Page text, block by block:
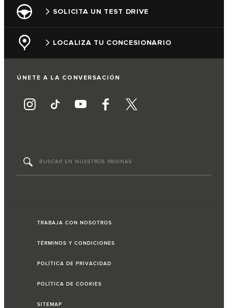
SOLICITA UN TEST DRIVE
LOCALIZA TU CONCESIONARIO
ÚNETE A LA CONVERSACIÓN
TRABAJA CON NOSOTROS
TÉRMINOS Y CONDICIONES
POLÍTICA DE PRIVACIDAD
POLÍTICA DE COOKIES
SITEMAP